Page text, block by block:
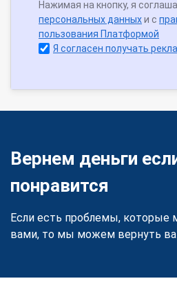
Нажимая на кнопку, я
персональных данныхи с
пользования Платформой
Я согласен получать
Вернем деньги
понравится
Если есть проблемы,
вами, то мы можем вернуть